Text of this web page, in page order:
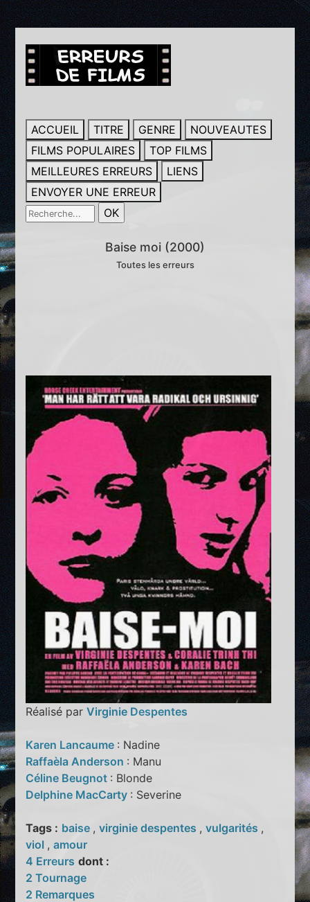
ACCUEIL TITRE GENRE
NOUVEAUTES
FILMS POPULAIRES
TOP FILMS
MEILLEURES ERREURS
LIENS
ENVOYER UNE ERREUR
Baise moi (2000)
Toutes les erreurs
Réalisé parVirginie Despentes
Karen Lancaume : Nadine
Raffaèla Anderson : Manu
Céline Beugnot : Blonde
Delphine MacCarty : Severine
Tags : baise ,virginie despentes ,vulgarités ,
viol ,amour
4 Erreurs dont :
2 Tournage
2 Remarques